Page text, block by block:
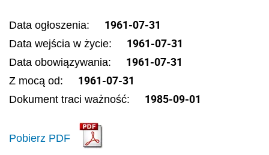
Data ogłoszenia: 1961-07-31
Data wejścia w życie: 1961-07-31
Data obowiązywania: 1961-07-31
Z mocą od: 1961-07-31
Dokument traci ważność: 1985-09-01
Pobierz PDF